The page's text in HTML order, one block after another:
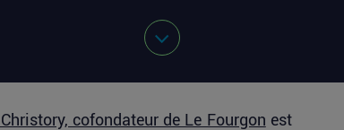
cofondateur de Le Fourgon est